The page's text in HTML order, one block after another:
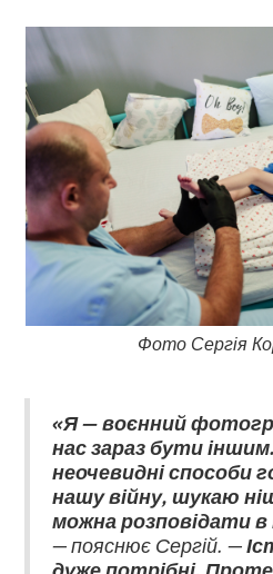
Фото Сергія
«Я — воєнний
нас зараз бути
неочевидні способи
нашу війну, шукаю
можна розповідати в
— пояснює Сергій. —